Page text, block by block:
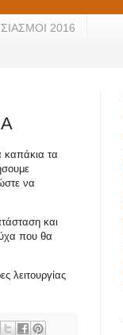
2016
καπάκια τα
να
και
που θα
λειτουργίας